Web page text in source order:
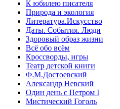
К юбилею писателя
Природа и экология
Литература.Искусство
Даты. События. Люди
Здоровый образ жизни
Всё обо всём
Кроссворды, игры
Театр детской книги
Ф.М.Достоевский
Александр Невский
Один день с Петром I
Мистический Гоголь